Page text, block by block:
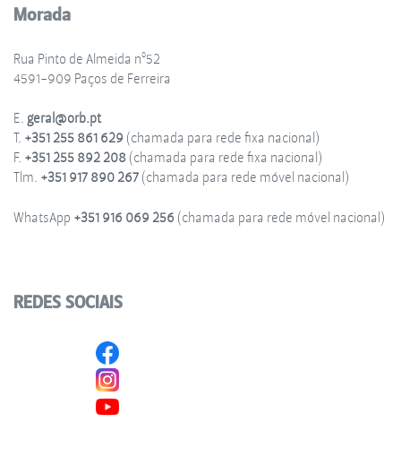
Morada
Rua Pinto de Almeida nº52
4591-909 Paços de Ferreira
E. geral@orb.pt
T. +351 255 861 629 (chamada para rede fixa nacional)
F. +351 255 892 208(chamada para rede fixa nacional)
Tlm. +351 917 890 267(chamada para rede móvel nacional)
WhatsApp +351 916 069 256 (chamada para rede móvel nacional)
REDES SOCIAIS